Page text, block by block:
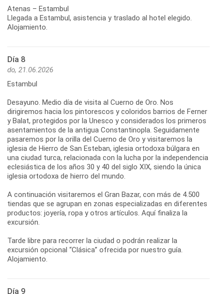
Atenas – Estambul
Llegada a Estambul, asistencia y traslado al hotel elegido.
Alojamiento.
Día 8
do, 21.06.2026
Estambul
Desayuno. Medio día de visita al Cuerno de Oro. Nos
dirigiremos hacia los pintorescos y coloridos barrios de Ferner
y Balat, protegidos por la Unesco y considerados los primeros
asentamientos de la antigua Constantinopla. Seguidamente
pasaremos por la orilla del Cuerno de Oro y visitaremos la
iglesia de Hierro de San Esteban, iglesia ortodoxa búlgara en
una ciudad turca, relacionada con la lucha por la independencia
eclesiástica de los años 30 y 40 del siglo XIX, siendo la única
iglesia ortodoxa de hierro del mundo.
A continuación visitaremos el Gran Bazar, con más de 4.500
tiendas que se agrupan en zonas especializadas en diferentes
productos: joyería, ropa y otros artículos. Aquí finaliza la
excursión.
Tarde libre para recorrer la ciudad o podrán realizar la
excursión opcional “Clásica” ofrecida por nuestro guía.
Alojamiento.
Día 9